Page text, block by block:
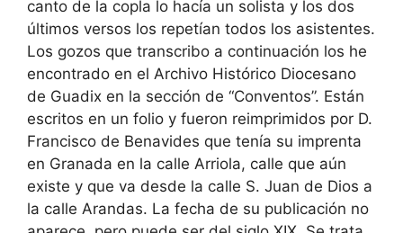
canto de la copla lo hacía un solista y los dos
últimos versos los repetían todos los asistentes.
Los gozos que transcribo a continuación los he
encontrado en el Archivo Histórico Diocesano
de Guadix en la sección de “Conventos”. Están
escritos en un folio y fueron reimprimidos por D.
Francisco de Benavides que tenía su imprenta
en Granada en la calle Arriola, calle que aún
existe y que va desde la calle S. Juan de Dios a
la calle Arandas. La fecha de su publicación no